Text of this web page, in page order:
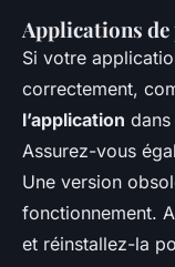
Applications
Si votre
correctement,
l’application
Assurez-vous
Une version
fonctionnement.
et réinstallez-la